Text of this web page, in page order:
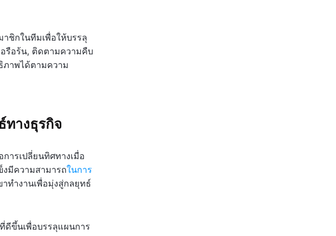
ชิกในทีมเพื่อให้บรรลุ
อรือร้น, ติดตามความคืบ
ภาพได้ตามความ
ทางธุรกิจ
ารเปลี่ยนทิศทางเมื่อ
มีความสามารถในการ
ทำงานเพื่อมุ่งสู่กลยุทธ์
ดีขึ้นเพื่อบรรลุแผนการ